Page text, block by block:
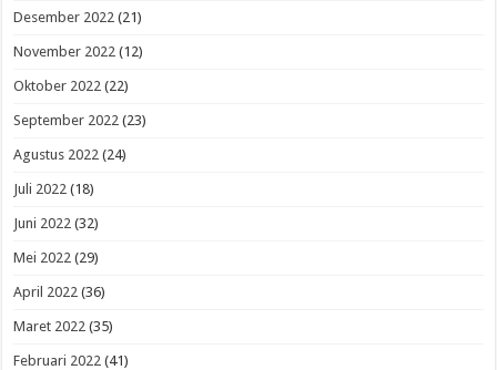
Desember 2022 (21)
November 2022 (12)
Oktober 2022 (22)
September 2022 (23)
Agustus 2022 (24)
Juli 2022 (18)
Juni 2022 (32)
Mei 2022 (29)
April 2022 (36)
Maret 2022 (35)
Februari 2022 (41)